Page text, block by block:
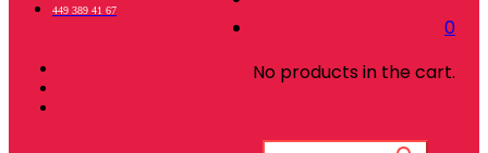
0
No products in the cart.
449 389 41 67